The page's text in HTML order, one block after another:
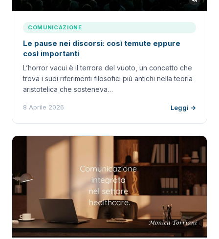
COMUNICAZIONE
Le pause nei discorsi: così temute eppure
così importanti
L’horror vacui è il terrore del vuoto, un concetto che
trova i suoi riferimenti filosofici più antichi nella teoria
aristotelica che sosteneva…
8 Aprile 2026 Leggi →